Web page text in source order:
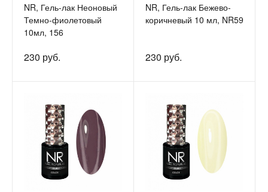
NR, Гель-лак Неоновый
Темно-фиолетовый
10мл, 156
230 руб.
NR, Гель-лак Бежево-
коричневый 10 мл, NR59
230 руб.